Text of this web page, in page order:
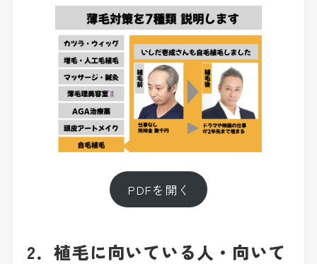
PDFを開く
2．植毛に向いている人・向いて